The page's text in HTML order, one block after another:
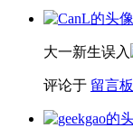
大一新生误入
评论于 留言板